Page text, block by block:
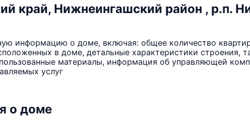
край, Нижнеингашский район , р.п.
информацию о доме, включая: общее количество
в доме, детальные характеристики строения,
материалы, информация об управляющей
услуг
о доме